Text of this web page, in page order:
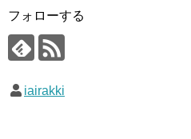
フォローする
iairakki